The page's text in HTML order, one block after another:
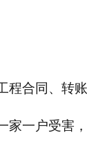
合同、转账
一户受害，